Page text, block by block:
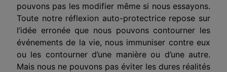
pouvons pas les modifier même si nous essayons.
Toute notre réflexion auto-protectrice repose sur
l’idée erronée que nous pouvons contourner les
événements de la vie, nous immuniser contre eux
ou les contourner d’une manière ou d’une autre.
Mais nous ne pouvons pas éviter les dures réalités